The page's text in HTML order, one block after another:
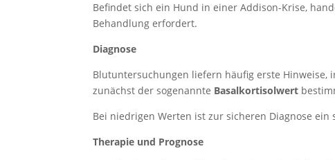
Befindet sich ein Hund in einer Addison-Krise,
Behandlung erfordert.
Diagnose
Blutuntersuchungen liefern häufig erste
zunächst der sogenannte Basalkortisolwert
Bei niedrigen Werten ist zur sicheren Diagnose
Therapie und Prognose